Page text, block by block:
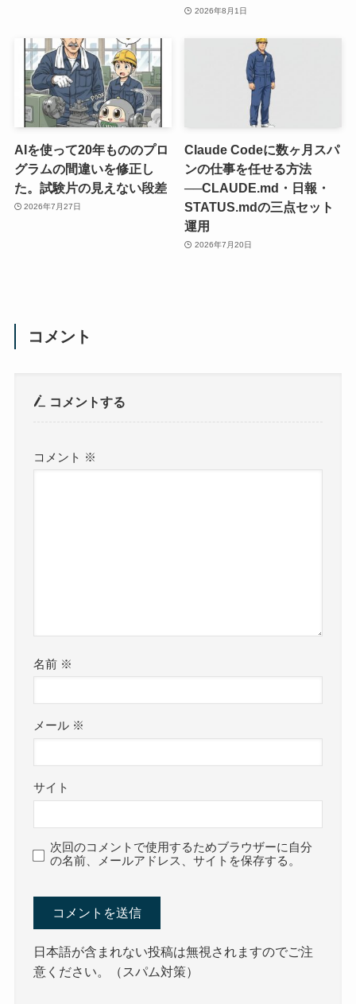
2026年8月1日
AIを使って20年もののプロ
グラムの間違いを修正し
た。試験片の見えない段差
2026年7月27日
Claude Codeに数ヶ月スパ
ンの仕事を任せる方法
──CLAUDE.md・日報・
STATUS.mdの三点セット
運用
2026年7月20日
コメント
コメントする
コメント ※
名前 ※
メール ※
サイト
次回のコメントで使用するためブラウザーに自分
の名前、メールアドレス、サイトを保存する。
日本語が含まれない投稿は無視されますのでご注
意ください。（スパム対策）